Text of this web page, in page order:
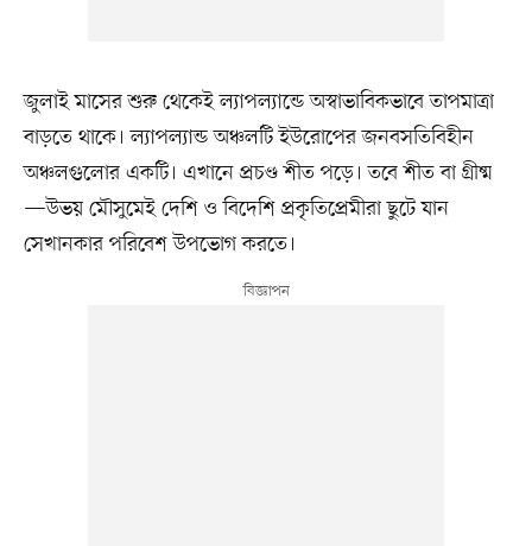
জুলাই মাসের শুরু থেকেই ল্যাপল্যান্ডে অস্বাভাবিকভাবে তাপমাত্রা
বাড়তে থাকে। ল্যাপল্যান্ড অঞ্চলটি ইউরোপের জনবসতিবিহীন
অঞ্চলগুলোর একটি। এখানে প্রচণ্ড শীত পড়ে। তবে শীত বা গ্রীষ্ম
—উভয় মৌসুমেই দেশি ও বিদেশি প্রকৃতিপ্রেমীরা ছুটে যান
সেখানকার পরিবেশ উপভোগ করতে।